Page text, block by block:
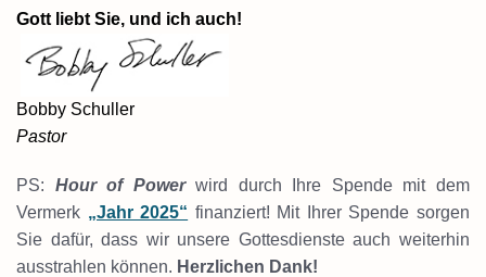
Gott liebt Sie, und ich auch!
Bobby Schuller
Pastor
PS: Hour of Powerwird durch Ihre Spende mit dem
Vermerk „Jahr 2025“ finanziert! Mit Ihrer Spende sorgen
Sie dafür, dass wir unsere Gottesdienste auch weiterhin
ausstrahlen können. Herzlichen Dank!